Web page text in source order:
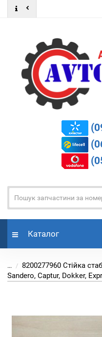
Каталог
...
8200277960 Стійка
Sandero, Captur, Dokker,